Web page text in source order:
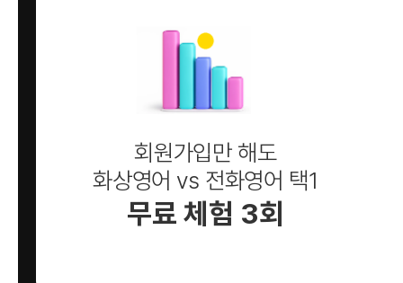
회원가입만 해도
화상영어 vs 전화영어 택1
무료 체험 3회